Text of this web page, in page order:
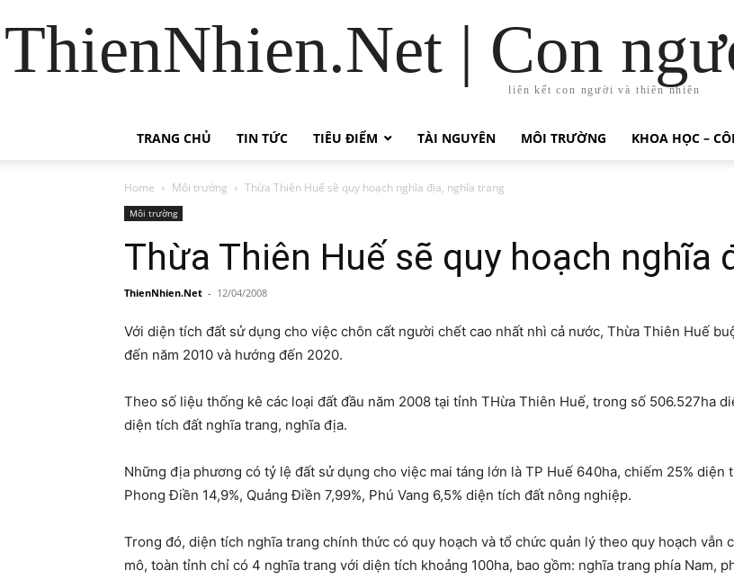
ThienNhien.Net | Con
liên kết con người và thiên nhiên
TRANG CHỦ TIN TỨC TIÊU ĐIỂM TÀI NGUYÊN MÔI TRƯỜNG KHOA HỌC –
Home Môi trường Thừa Thiên Huế sẽ quy hoạch nghĩa địa, nghĩa trang
Môi trường
Thừa Thiên Huế sẽ quy hoạch nghĩa
ThienNhien.Net - 12/04/2008
Với diện tích đất sử dụng cho việc chôn cất người chết cao nhất nhì cả nước, Thừa Thiên Huế
đến năm 2010 và hướng đến 2020.
Theo số liệu thống kê các loại đất đầu năm 2008 tại tỉnh THừa Thiên Huế, trong số 506.527ha
diện tích đất nghĩa trang, nghĩa địa.
Những địa phương có tỷ lệ đất sử dụng cho việc mai táng lớn là TP Huế 640ha, chiếm 25%
Phong Điền 14,9%, Quảng Điền 7,99%, Phú Vang 6,5% diện tích đất nông nghiệp.
Trong đó, diện tích nghĩa trang chính thức có quy hoạch và tổ chức quản lý theo quy hoạch
mô, toàn tỉnh chỉ có 4 nghĩa trang với diện tích khoảng 100ha, bao gồm: nghĩa trang phía Nam,